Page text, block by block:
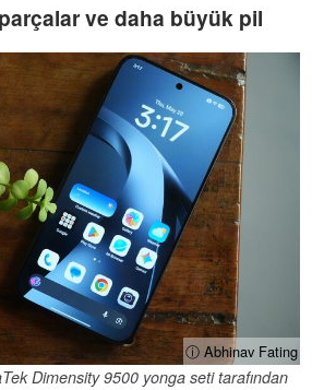
ve daha büyük pil
ⓘ Abhinav Fating
Dimensity 9500 yonga seti tarafından